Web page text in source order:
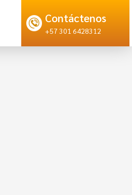
Contáctenos
+57 301 6428312